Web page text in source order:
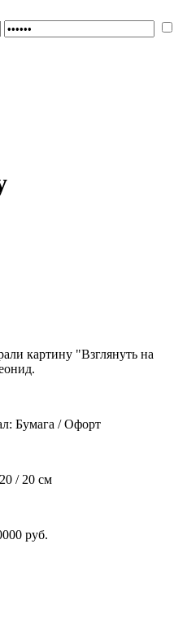
картину "Взглянуть на
Бумага / Офорт
/ 20 см
руб.